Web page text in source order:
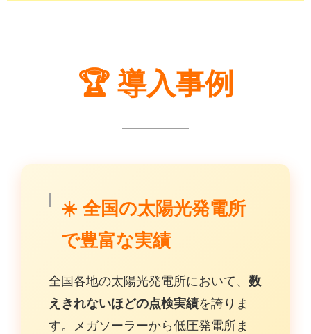
🏆 導入事例
☀️ 全国の太陽光発電所
で豊富な実績
全国各地の太陽光発電所において、 数
えきれないほどの点検実績を誇りま
す。メガソーラーから低圧発電所ま